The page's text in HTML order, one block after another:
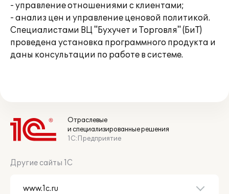
- управление отношениями с клиентами;
- анализ цен и управление ценовой политикой.
Специалистами ВЦ "Бухучет и Торговля" (БиТ)
проведена установка программного продукта и
даны консультации по работе в системе.
Отраслевые
и специализированные решения
1С:Предприятие
Другие сайты 1С